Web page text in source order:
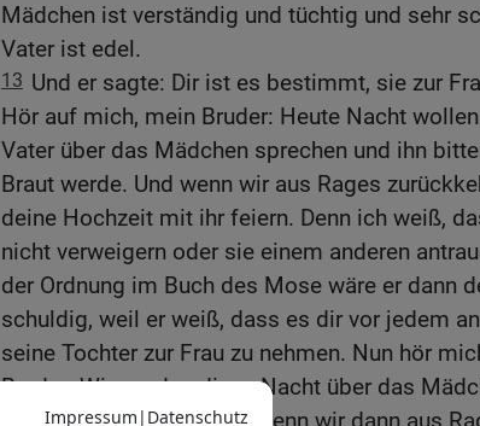
Mädchen ist verständig und tüchtig und sehr
Vater ist edel.
13 Und er sagte: Dir ist es bestimmt, sie zur
Hör auf mich, mein Bruder: Heute Nacht
Vater über das Mädchen sprechen und ihn
Braut werde. Und wenn wir aus Rages
deine Hochzeit mit ihr feiern. Denn ich weiß,
nicht verweigern oder sie einem anderen
der Ordnung im Buch des Mose wäre er dann
schuldig, weil er weiß, dass es dir vor jedem
seine Tochter zur Frau zu nehmen. Nun hör
Bruder: Wir werden diese Nacht über das